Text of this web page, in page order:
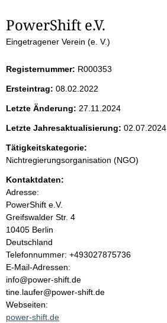
S
e
i
t
e
n
i
n
h
a
l
t
PowerShift e.V.
Eingetragener Verein (e. V.)
Registernummer: R000353
Ersteintrag: 08.02.2022
Letzte Änderung: 27.11.2024
Letzte Jahresaktualisierung: 02.07.2024
Tätigkeitskategorie:
Nichtregierungsorganisation (NGO)
Kontaktdaten:
Adresse:
PowerShift e.V.
Greifswalder Str. 4
10405 Berlin
Deutschland
K
o
n
t
a
k
Telefonnummer: +493027875736
E-Mail-Adressen:
info@power-shift.de
tine.laufer@power-shift.de
Webseiten:
power-shift.de